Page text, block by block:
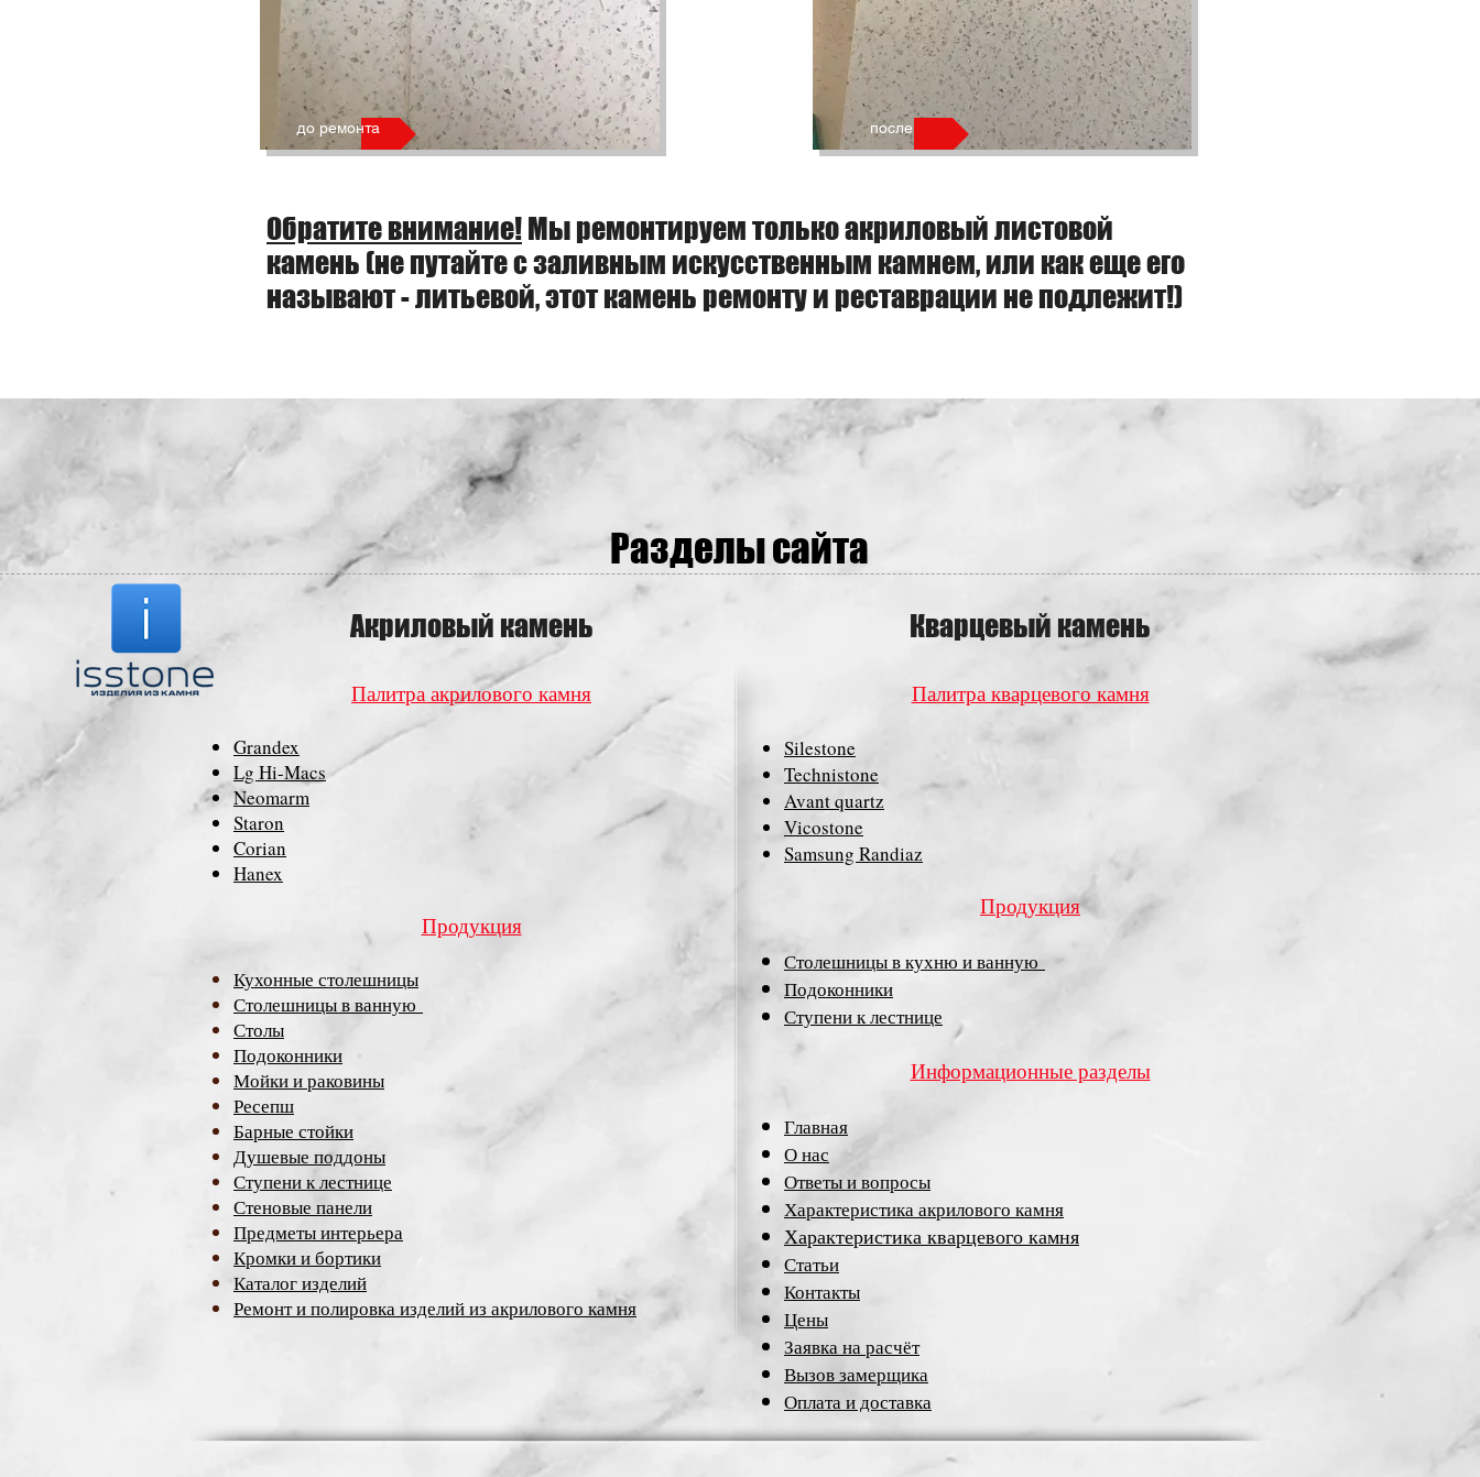
до ремонта после
Обратите внимание!Мы ремонтируем только акриловый листовой
камень (не путайте с заливным искусственным камнем, или как еще его
называют - литьевой, этот камень ремонту и реставрации не подлежит!)
Разделы сайта
Акриловый камень
Палитра акрилового камня
Grandex
Lg Hi-Macs
Neomarm
Staron
Corian
Hanex
Продукция
Кухонные столешницы
Столешницы в ванную
Столы
Подоконники
Мойки и раковины
Ресепш
Барные стойки
Душевые поддоны
Ступени к лестнице
Стеновые панели
Предметы интерьера
Кромки и бортики
Каталог изделий
Ремонт и полировка изделий из акрилового камня
Кварцевый камень
Палитра кварцевого камня
Silestone
Technistone
Avant quartz
Vicostone
Samsung Randiaz
Продукция
Столешницы в кухню и ванную
Подоконники
Ступени к лестнице
Информационные разделы
Главная
О нас
Ответы и вопросы
Характеристика акрилового камня
Характеристика кварцевого камня
Статьи
Контакты
Цены
Заявка на расчёт
Вызов замерщика
Оплата и доставка